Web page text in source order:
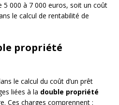
000 à 7 000 euros, soit un coût
le calcul de rentabilité de
propriété
le calcul du coût d’un prêt
liées à la double propriété
Ces charges comprennent :